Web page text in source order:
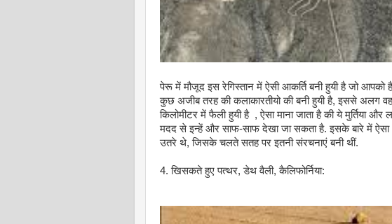
पेरू में मौजूद इस रेगिस्तान में ऐसी आकर्ति बनी हुयी है जो आपको
कुछ अजीब तरह की कलाकारतीयो की बनी हुयी है, इससे अलग
किलोमीटर में फैली हुयी है , ऐसा माना जाता है की ये मुर्तिया और
मदद से इन्हें और साफ‍-साफ देखा जा सकता है. इसके बारे में ऐसा
उतरे थे, जिसके चलते सतह पर इतनी संरचनाएं बनी थीं.
4. खिसकते हुए पत्थर, डेथ वैली, कैलिफोर्निया: